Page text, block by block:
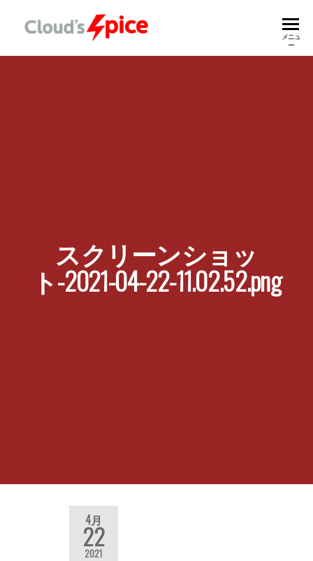
ラ
株
式
For Customer
メニュ
ー
スクリーンショッ
ト-2021-04-22-11.02.52.png
4月
22
2021